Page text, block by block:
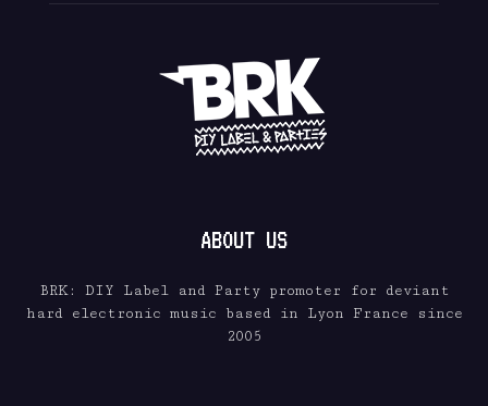
ABOUT US
BRK: DIY Label and Party promoter for deviant
hard electronic music based in Lyon France since
2005